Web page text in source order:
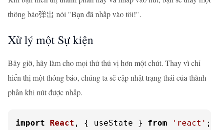
thông báo弹出 nói "Bạn đã nhấp vào tôi!".
Xử lý một Sự kiện
Bây giờ, hãy làm cho mọi thứ thú vị hơn một chút. Thay vì chỉ
hiển thị một thông báo, chúng ta sẽ cập nhật trạng thái của thành
phần khi nút được nhấp.
import React , { useState } from 'react' ;